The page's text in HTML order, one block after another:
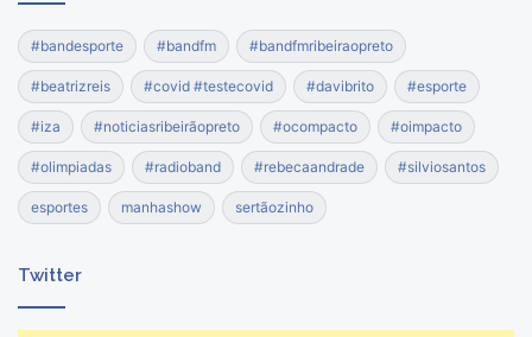
#bandesporte #bandfm #bandfmribeiraopreto
#beatrizreis #covid #testecovid #davibrito #esporte
#iza #noticiasribeirãopreto #ocompacto #oimpacto
#olimpiadas #radioband #rebecaandrade #silviosantos
esportes manhashow sertãozinho
Twitter